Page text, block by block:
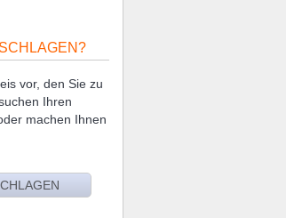
vor, den Sie zu
Ihren
machen Ihnen